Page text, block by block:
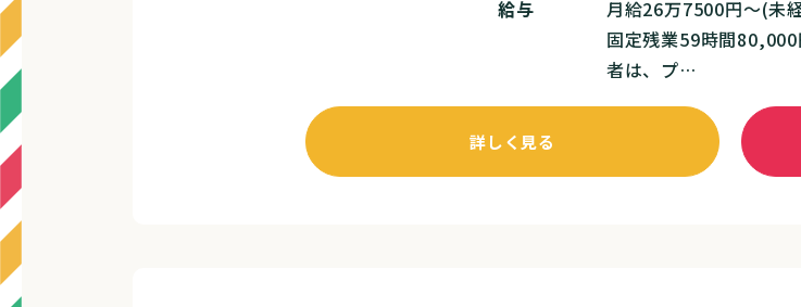
給与
月給26万7500円～(未
固定残業59時間
者は、プ…
詳しく見る